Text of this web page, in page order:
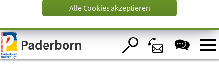
Visuelle
Assistenzsoftware
öffnen.
Alle Cookies akzeptieren
Paderborn